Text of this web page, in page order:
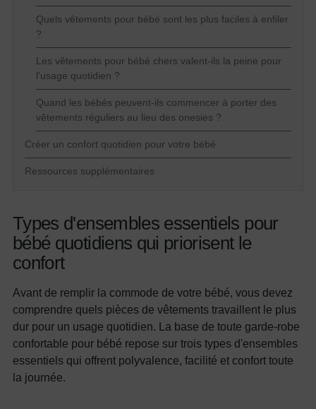
Quels vêtements pour bébé sont les plus faciles à enfiler
?
Les vêtements pour bébé chers valent-ils la peine pour
l'usage quotidien ?
Quand les bébés peuvent-ils commencer à porter des
vêtements réguliers au lieu des onesies ?
Créer un confort quotidien pour votre bébé
Ressources supplémentaires
Types d'ensembles essentiels pour
bébé quotidiens qui priorisent le
confort
Avant de remplir la commode de votre bébé, vous devez
comprendre quels pièces de vêtements travaillent le plus
dur pour un usage quotidien. La base de toute garde-robe
confortable pour bébé repose sur trois types d'ensembles
essentiels qui offrent polyvalence, facilité et confort toute
la journée.